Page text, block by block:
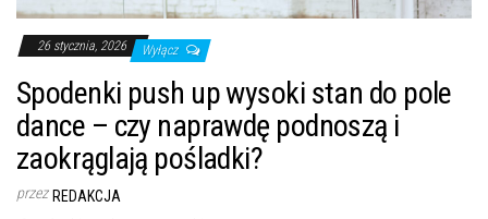
26 stycznia, 2026 Wyłącz
Spodenki push up wysoki stan do pole
dance – czy naprawdę podnoszą i
zaokrąglają pośladki?
przez REDAKCJA